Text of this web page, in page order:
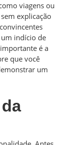
viagens ou
explicação
indício de
é a
que você
um